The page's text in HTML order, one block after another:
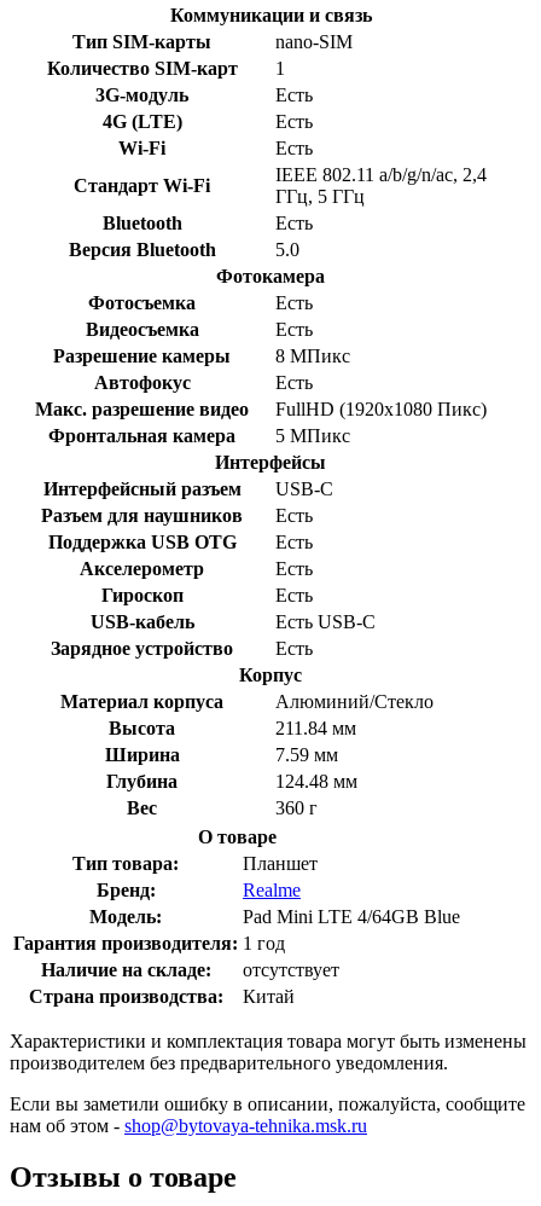
Коммуникации и связь
Тип SIM-карты
nano-SIM
Количество SIM-карт
1
3G-модуль
Есть
4G (LTE)
Есть
Wi-Fi
Есть
Стандарт Wi-Fi
IEEE 802.11 a/b/g/n/ac, 2,4
ГГц, 5 ГГц
Bluetooth
Есть
Версия Bluetooth
5.0
Фотокамера
Фотосъемка
Есть
Видеосъемка
Есть
Разрешение камеры
8 МПикс
Автофокус
Есть
Макс. разрешение видео
FullHD (1920x1080 Пикс)
Фронтальная камера
5 МПикс
Интерфейсы
Интерфейсный разъем
USB-C
Разъем для наушников
Есть
Поддержка USB OTG
Есть
Акселерометр
Есть
Гироскоп
Есть
USB-кабель
Есть USB-C
Зарядное устройство
Есть
Корпус
Материал корпуса
Алюминий/Стекло
Высота
211.84 мм
Ширина
7.59 мм
Глубина
124.48 мм
Вес
360 г
О товаре
Тип товара:
Планшет
Бренд:
Realme
Модель:
Pad Mini LTE 4/64GB Blue
Гарантия производителя: 1 год
Наличие на складе:
отсутствует
Страна производства:
Китай
Характеристики и комплектация товара могут быть изменены
производителем без предварительного уведомления.
Если вы заметили ошибку в описании, пожалуйста, сообщите
нам об этом - shop@bytovaya-tehnika.msk.ru
Отзывы о товаре